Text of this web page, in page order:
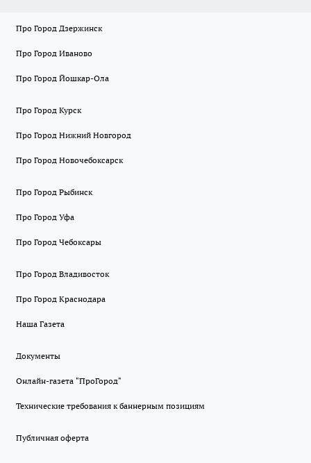
Про Город Дзержинск
Про Город Иваново
Про Город Йошкар-Ола
Про Город Курск
Про Город Нижний Новгород
Про Город Новочебоксарск
Про Город Рыбинск
Про Город Уфа
Про Город Чебоксары
Про Город Владивосток
Про Город Краснодара
Наша Газета
Документы
Онлайн-газета "ПроГород"
Технические требования к баннерным позициям
Публичная оферта